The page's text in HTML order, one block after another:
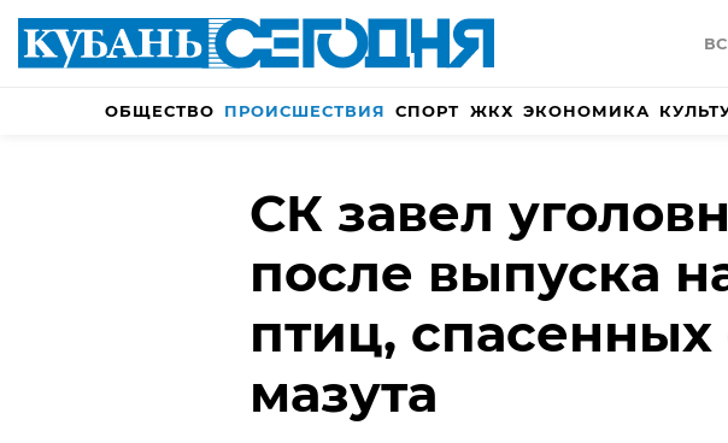
ОБЩЕСТВО ПРОИСШЕСТВИЯ СПОРТ ЖКХ ЭКОНОМИКА
СК завел
после выпуска
птиц, спасенных
мазута